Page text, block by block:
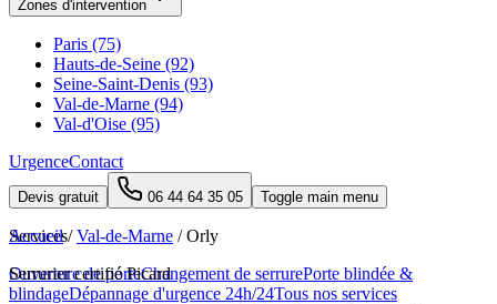
Zones d'intervention
Paris (75)
Hauts-de-Seine (92)
Seine-Saint-Denis (93)
Val-de-Marne (94)
Val-d'Oise (95)
UrgenceContact
Devis gratuit 06 44 64 35 05 Toggle main menu
Services
Ouverture de porteChangement de serrurePorte blindée &
blindageDépannage d'urgence 24h/24Tous nos services
Accueil / Val-de-Marne / Orly
Serrurier certifié Picard